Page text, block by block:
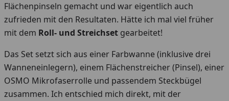
Flächenpinseln gemacht und war eigentlich auch
zufrieden mit den Resultaten. Hätte ich mal viel früher
mit dem Roll- und Streichset gearbeitet!
Das Set setzt sich aus einer Farbwanne (inklusive drei
Wanneneinlegern), einem Flächenstreicher (Pinsel), einer
OSMO Mikrofaserrolle und passendem Steckbügel
zusammen. Ich entschied mich direkt, mit der